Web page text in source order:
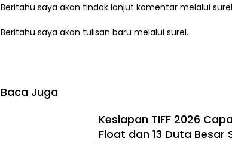
Beritahu saya akan tindak lanjut komentar melalui
Beritahu saya akan tulisan baru melalui surel.
Baca Juga
Kesiapan TIFF 2026
Float dan 13 Duta Besar